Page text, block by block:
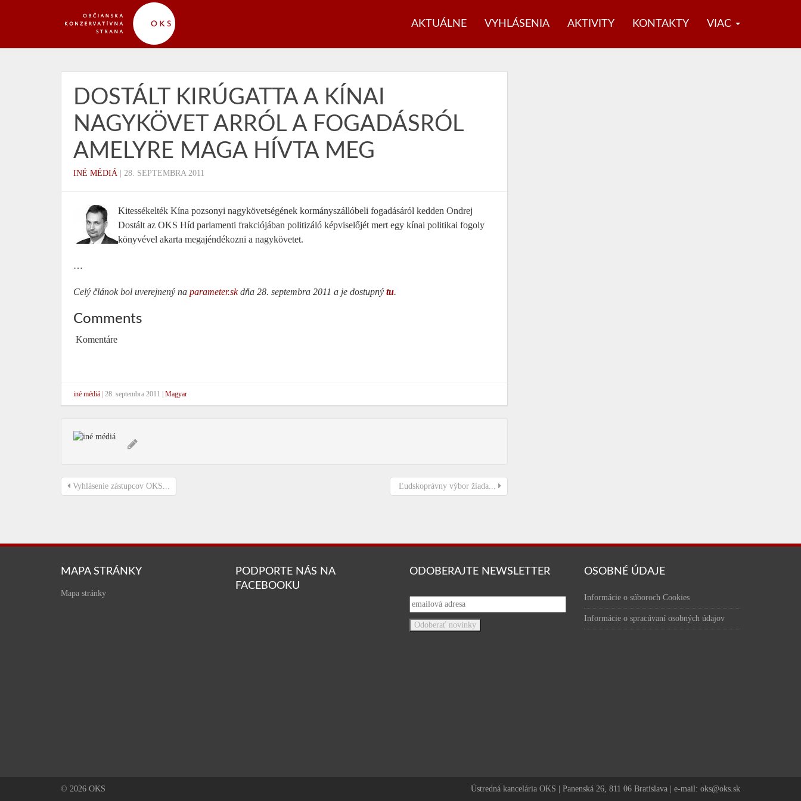
AKTUÁLNE VYHLÁSENIA AKTIVITY KONTAKTY VIAC
DOSTÁLT KIRÚGATTA A KÍNAI
NAGYKÖVET ARRÓL A FOGADÁSRÓL
AMELYRE MAGA HÍVTA MEG
INÉ MÉDIÁ 28. SEPTEMBRA 2011
Kitessékelték Kína pozsonyi nagykövetségének kormányszállóbeli fogadásáról kedden Ondrej
Dostált az OKS Híd parlamenti frakciójában politizáló képviselőjét mert egy kínai politikai fogoly
könyvével akarta megajéndékozni a nagykövetet.
…
Celý článok bol uverejnený na parameter.skdňa 28. septembra 2011 a je dostupný tu.
Comments
Komentáre
iné médiá 28. septembra 2011 Magyar
Vyhlásenie zástupcov OKS... Ľudskoprávny výbor žiada...
MAPA STRÁNKY
Mapa stránky
PODPORTE NÁS NA
FACEBOOKU
ODOBERAJTE NEWSLETTER OSOBNÉ ÚDAJE
Informácie o súboroch Cookies
Informácie o spracúvaní osobných údajov
© 2026 OKS Ústredná kancelária OKS | Panenská 26, 811 06 Bratislava | e-mail: oks@oks.sk